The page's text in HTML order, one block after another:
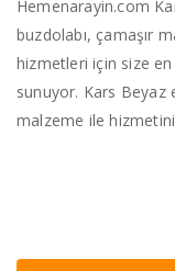
Hemenarayin.com
buzdolabı, çamaşır
hizmetleri için size en
sunuyor. Kars Beyaz
malzeme ile